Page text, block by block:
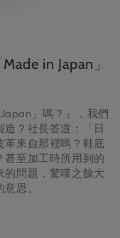
in Japan」
」嗎？」，我們
？社長答道：「日
來自那裡嗎？鞋底
甚至加工時所用到的
問題，驚嘆之餘大
思。